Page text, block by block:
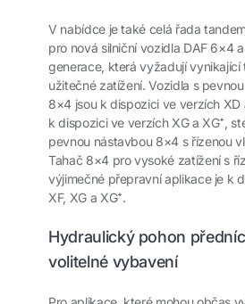
V nabídce je také celá řada
pro nová silniční vozidla DAF 6×4
generace, která vyžadují vynikající
užitečné zatížení. Vozidla s
8×4 jsou k dispozici ve verzích XD
k dispozici ve verzích XG a XG⁺,
pevnou nástavbou 8×4 s řízenou
Tahač 8×4 pro vysoké zatížení s
výjimečné přepravní aplikace je k
XF, XG a XG⁺.
Hydraulický pohon
volitelné vybavení